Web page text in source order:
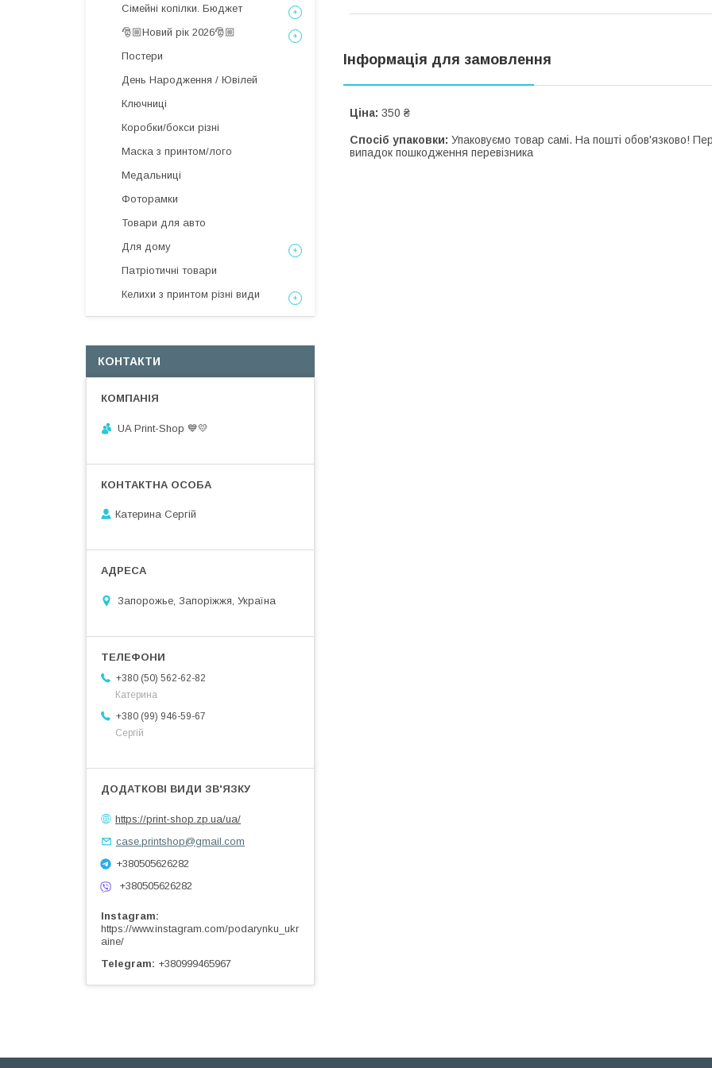
Інформація для замовлення
Ціна: 350 ₴
Спосіб упаковки: Упаковуємо товар самі. На пошті обов'язково!
випадок пошкодження перевізника
Сімейні копілки. Бюджет
🎅🏼Новий рік 2026🎅🏼
Постери
День Народження / Ювілей
Ключниці
Коробки/бокси різні
Маска з принтом/лого
Медальниці
Фоторамки
Товари для авто
Для дому
Патріотичні товари
Келихи з принтом різні види
КОНТАКТИ
UA Print-Shop ​💙💛
Катерина Сергій
Запорожье, Запоріжжя, Україна
+380 (50) 562-62-82
Катерина
+380 (99) 946-59-67
Сергій
https://print-shop.zp.ua/ua/
case.printshop@gmail.com
+380505626282
+380505626282
Instagram
https://www.instagram.com/podarynku_ukr
aine/
Telegram
+380999465967